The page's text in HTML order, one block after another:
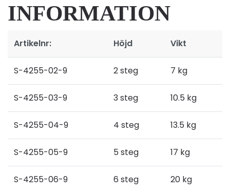
INFORMATION
Artikelnr: Höjd Vikt
S-4255-02-9 2 steg 7 kg
S-4255-03-9 3 steg 10.5 kg
S-4255-04-9 4 steg 13.5 kg
S-4255-05-9 5 steg 17 kg
S-4255-06-9 6 steg 20 kg